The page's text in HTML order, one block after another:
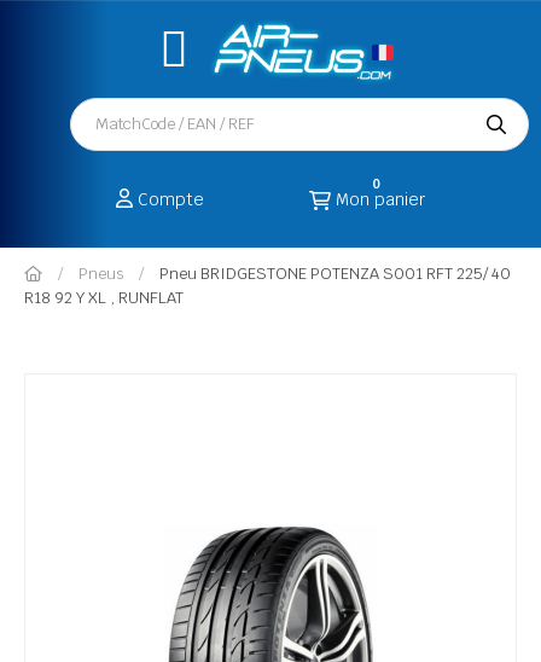
Compte Mon panier
0
Pneus
Pneu BRIDGESTONE POTENZA S001 RFT 225/ 40
R18 92 Y XL , RUNFLAT